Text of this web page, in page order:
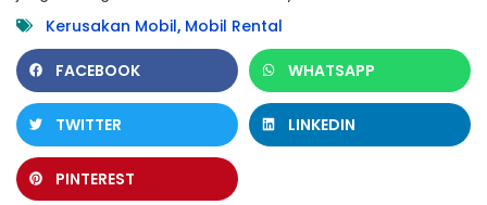
Kerusakan Mobil, Mobil Rental
FACEBOOK WHATSAPP
TWITTER LINKEDIN
PINTEREST